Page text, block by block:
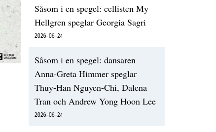
Såsom i en spegel: cellisten My
Hellgren speglar Georgia Sagri
2026-06-24
Såsom i en spegel: dansaren
Anna-Greta Himmer speglar
Thuy-Han Nguyen-Chi, Dalena
Tran och Andrew Yong Hoon Lee
2026-06-24